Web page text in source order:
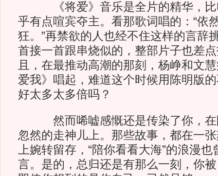
《将爱》音乐是全片的精华，比
乎有点喧宾夺主。看那歌词唱的：“依
狂。”再禁欲的人也经不住这样的言辞
首接一首跟串烧似的，整部片子也差
且，在最推动高潮的那刻，杨峥和文
爱我》唱起，难道这个时候用陈明版
好太多太多倍吗？
然而唏嘘感慨还是传染了你，在
忽然的走神儿上。那些故事，都在一
上婉转留存，“陪你看看大海”的浪漫
言。是的，总归还是有那么一刻，你